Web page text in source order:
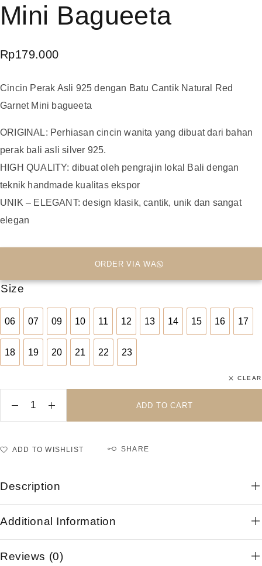
Mini Bagueeta
Rp179.000
Cincin Perak Asli 925 dengan Batu Cantik Natural Red
Garnet Mini bagueeta
ORIGINAL: Perhiasan cincin wanita yang dibuat dari bahan
perak bali asli silver 925.
HIGH QUALITY: dibuat oleh pengrajin lokal Bali dengan
teknik handmade kualitas ekspor
UNIK – ELEGANT: design klasik, cantik, unik dan sangat
elegan
ORDER VIA WA
Size
06
06
07
07
09
09
10
10
11
11
12
12
13
13
14
14
15
15
16
16
17
17
18
18
19
19
20
20
21
21
22
22
23
23
CLEAR
ADD TO CART
ADD TO WISHLIST SHARE
Description
Additional Information
Reviews (0)